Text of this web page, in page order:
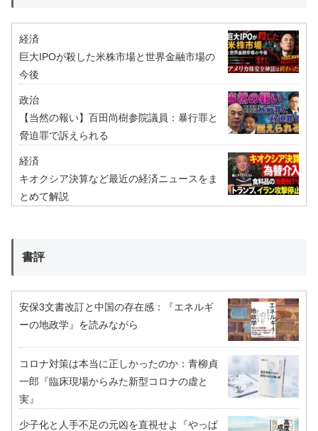
経済
巨大IPOが殺した米株市場と世界金融市場の
今後
政治
【当然の報い】百田尚樹参院議員：暴行罪と
脅迫罪で訴えられる
経済
キオクシア決算など最近の経済ニュースをま
とめて解説
書評
安保3文書改訂と中国の存在感：『エネルギ
ーの地政学』を読みながら
コロナ対策は本当に正しかったのか：青柳貞
一郎『臨床現場からみた新型コロナの虚と
実』
少子化と人手不足の元凶を直視せよ『やっぱ